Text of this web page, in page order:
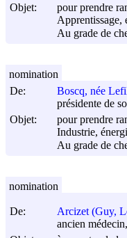
Objet:
pour prendre
Apprentissage,
Au grade de
De:
Boscq, née
présidente de
Objet:
pour prendre
Industrie,
Au grade de
nomination
De:
Arcizet (Guy,
ancien
nomination